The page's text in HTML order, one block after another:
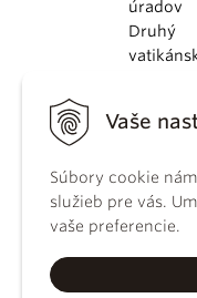
Vaše
Súbory cookie
služieb pre vás.
vaše preferencie.
úradov
Druhý
KBS
práva